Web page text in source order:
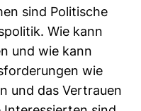
sind Politische
Wie kann
und wie kann
wie
und das Vertrauen